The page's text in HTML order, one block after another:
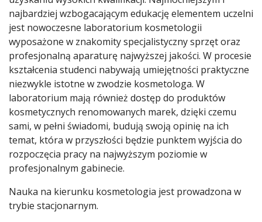
najbardziej wzbogacającym edukację elementem uczelni
jest nowoczesne laboratorium kosmetologii
wyposażone w znakomity specjalistyczny sprzęt oraz
profesjonalną aparaturę najwyższej jakości. W procesie
kształcenia studenci nabywają umiejętności praktyczne
niezwykle istotne w zwodzie kosmetologa. W
laboratorium mają również dostęp do produktów
kosmetycznych renomowanych marek, dzięki czemu
sami, w pełni świadomi, budują swoją opinię na ich
temat, która w przyszłości będzie punktem wyjścia do
rozpoczęcia pracy na najwyższym poziomie w
profesjonalnym gabinecie.
Nauka na kierunku kosmetologia jest prowadzona w
trybie stacjonarnym.